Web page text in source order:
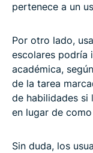
pertenece a un
Por otro lado,
escolares podría
académica,
de la tarea
de habilidades si
en lugar de
Sin duda, los